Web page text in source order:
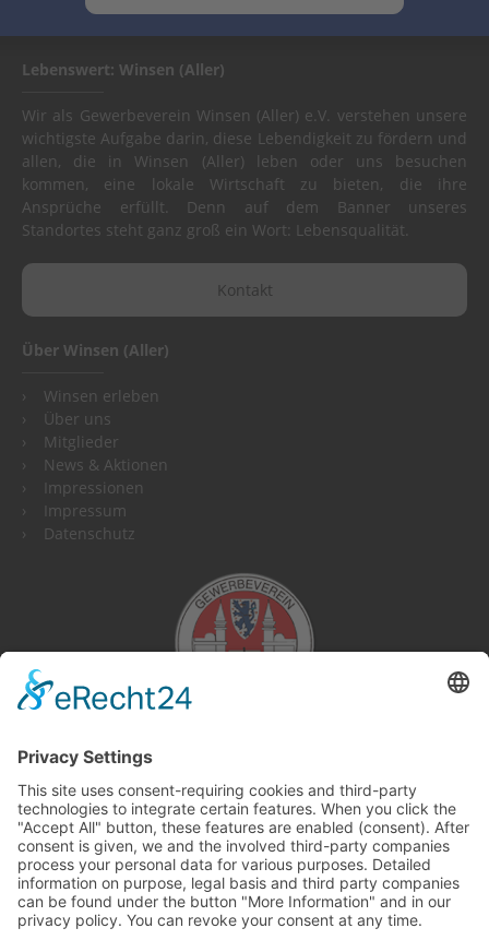
Lebenswert: Winsen (Aller)
Wir als Gewerbeverein Winsen (Aller) e.V. verstehen unsere
wichtigste Aufgabe darin, diese Lebendigkeit zu fördern und
allen, die in Winsen (Aller) leben oder uns besuchen
kommen, eine lokale Wirtschaft zu bieten, die ihre
Ansprüche erfüllt. Denn auf dem Banner unseres
Standortes steht ganz groß ein Wort: Lebensqualität.
Kontakt
Über Winsen (Aller)
Winsen erleben
Über uns
Mitglieder
News & Aktionen
Impressionen
Impressum
Datenschutz
This site uses consent-requiring cookies and third-party
technologies to integrate certain features. When you click the
"Accept All" button, these features are enabled (consent).
After consent is given, we and the involved third-party
companies process your personal data for various purposes.
Detailed information on purpose, legal basis and third party
companies can be found under the button "More Information"